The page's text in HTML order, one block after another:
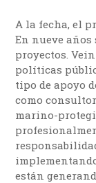
A la fecha, el
En nueve años
proyectos.
políticas
tipo de apoyo
como
marino-
están